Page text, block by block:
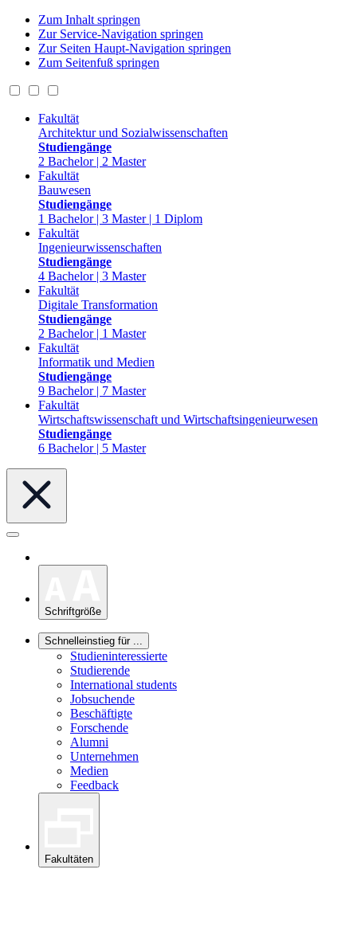
Zum Inhalt springen
Zur Service-Navigation springen
Zur Seiten Haupt-Navigation springen
Zum Seitenfuß springen
Fakultät
Architektur und Sozialwissenschaften
Studiengänge
2 Bachelor | 2 Master
Fakultät
Bauwesen
Studiengänge
1 Bachelor | 3 Master | 1 Diplom
Fakultät
Ingenieurwissenschaften
Studiengänge
4 Bachelor | 3 Master
Fakultät
Digitale Transformation
Studiengänge
2 Bachelor | 1 Master
Fakultät
Informatik und Medien
Studiengänge
9 Bachelor | 7 Master
Fakultät
Wirtschaftswissenschaft und Wirtschaftsingenieurwesen
Studiengänge
6 Bachelor | 5 Master
Schriftgröße
Schnelleinstieg für ...
Studieninteressierte
Studierende
International students
Jobsuchende
Beschäftigte
Forschende
Alumni
Unternehmen
Medien
Feedback
Fakultäten